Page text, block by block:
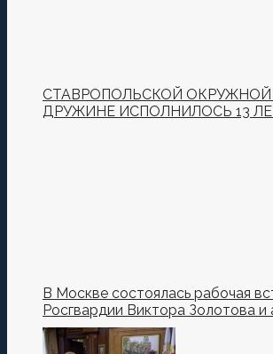
СТАВРОПОЛЬСКОЙ ОКРУЖНОЙ
ДРУЖИНЕ ИСПОЛНИЛОСЬ 13
В Москве состоялась рабочая
Росгвардии Виктора Золотова и
Всероссийского казачьего
Кузнецова.